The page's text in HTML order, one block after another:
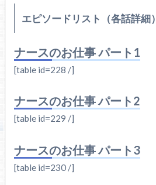
エピソードリスト（各話詳細）
ナースのお仕事 パート1
[table id=228 /]
ナースのお仕事 パート2
[table id=229 /]
ナースのお仕事 パート3
[table id=230 /]